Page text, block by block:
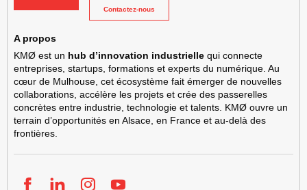
Contactez-nous
A propos
KMØ est un hub d’innovation industrielle qui connecte
entreprises, startups, formations et experts du numérique. Au
cœur de Mulhouse, cet écosystème fait émerger de nouvelles
collaborations, accélère les projets et crée des passerelles
concrètes entre industrie, technologie et talents. KMØ ouvre un
terrain d’opportunités en Alsace, en France et au-delà des
frontières.